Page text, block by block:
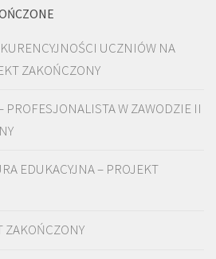
UCZNIÓW NA
ZAKOŃCZONY
PROFESJONALISTA W ZAWODZIE II
EDUKACYJNA – PROJEKT
ZAKOŃCZONY